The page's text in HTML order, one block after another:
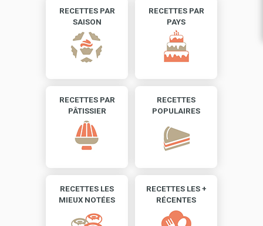
RECETTES PAR
SAISON
RECETTES PAR
PAYS
RECETTES PAR
PÂTISSIER
RECETTES
POPULAIRES
RECETTES LES
MIEUX NOTÉES
RECETTES LES +
RÉCENTES